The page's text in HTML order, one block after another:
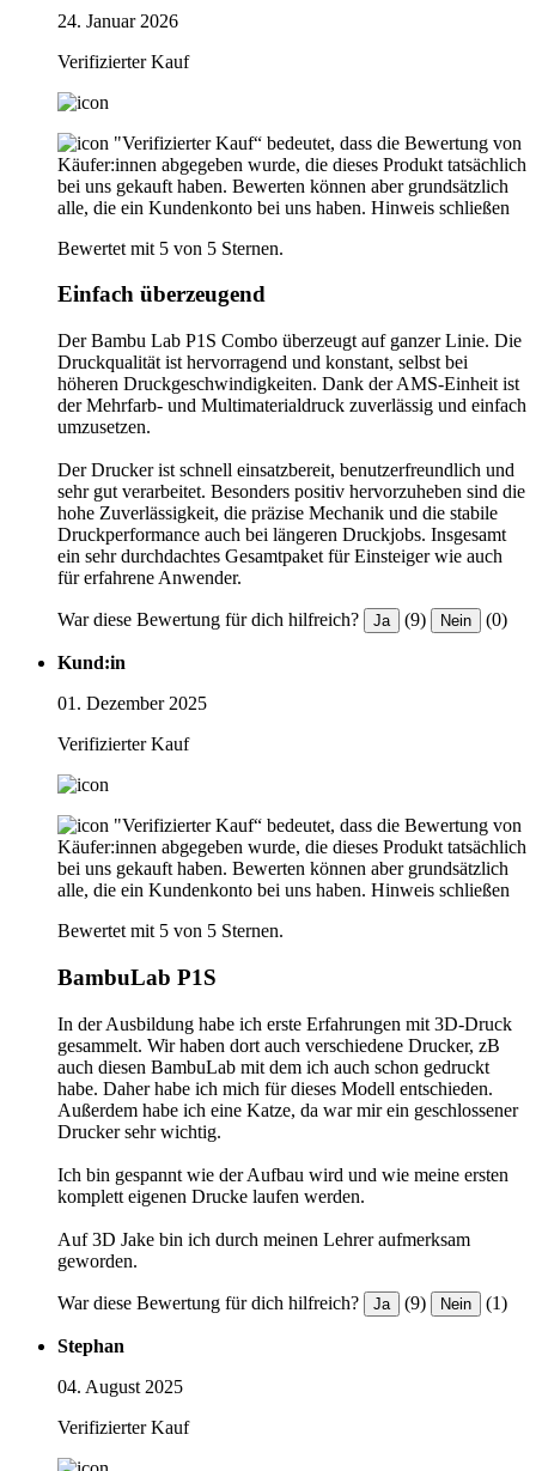
24. Januar 2026
Verifizierter Kauf
"Verifizierter Kauf“ bedeutet, dass die Bewertung von
Käufer:innen abgegeben wurde, die dieses Produkt tatsächlich
bei uns gekauft haben. Bewerten können aber grundsätzlich
alle, die ein Kundenkonto bei uns haben. Hinweis schließen
Bewertet mit 5 von 5 Sternen.
Einfach überzeugend
Der Bambu Lab P1S Combo überzeugt auf ganzer Linie. Die
Druckqualität ist hervorragend und konstant, selbst bei
höheren Druckgeschwindigkeiten. Dank der AMS-Einheit ist
der Mehrfarb- und Multimaterialdruck zuverlässig und einfach
umzusetzen.
Der Drucker ist schnell einsatzbereit, benutzerfreundlich und
sehr gut verarbeitet. Besonders positiv hervorzuheben sind die
hohe Zuverlässigkeit, die präzise Mechanik und die stabile
Druckperformance auch bei längeren Druckjobs. Insgesamt
ein sehr durchdachtes Gesamtpaket für Einsteiger wie auch
für erfahrene Anwender.
War diese Bewertung für dich hilfreich? Ja (9) Nein (0)
Kund:in
01. Dezember 2025
Verifizierter Kauf
"Verifizierter Kauf“ bedeutet, dass die Bewertung von
Käufer:innen abgegeben wurde, die dieses Produkt tatsächlich
bei uns gekauft haben. Bewerten können aber grundsätzlich
alle, die ein Kundenkonto bei uns haben. Hinweis schließen
Bewertet mit 5 von 5 Sternen.
BambuLab P1S
In der Ausbildung habe ich erste Erfahrungen mit 3D-Druck
gesammelt. Wir haben dort auch verschiedene Drucker, zB
auch diesen BambuLab mit dem ich auch schon gedruckt
habe. Daher habe ich mich für dieses Modell entschieden.
Außerdem habe ich eine Katze, da war mir ein geschlossener
Drucker sehr wichtig.
Ich bin gespannt wie der Aufbau wird und wie meine ersten
komplett eigenen Drucke laufen werden.
Auf 3D Jake bin ich durch meinen Lehrer aufmerksam
geworden.
War diese Bewertung für dich hilfreich? Ja (9) Nein (1)
Stephan
04. August 2025
Verifizierter Kauf